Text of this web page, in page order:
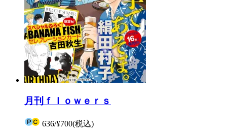
月刊ｆｌｏｗｅｒｓ
636/¥700(税込)